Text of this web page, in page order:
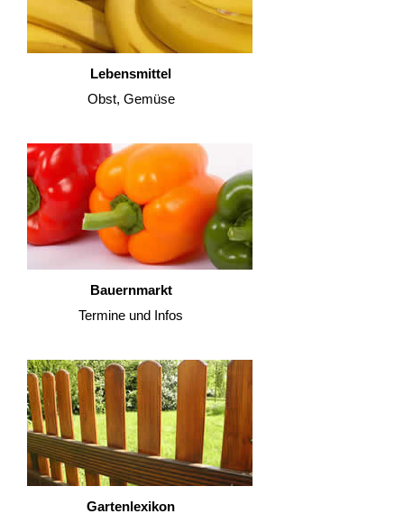
Lebensmittel
Obst, Gemüse
Bauernmarkt
Termine und Infos
Gartenlexikon